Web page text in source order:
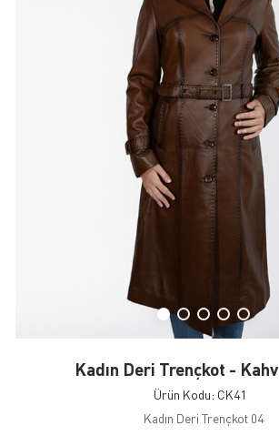
Kadın Deri Trençkot -
Ürün Kodu: CK41
Kadın Deri Trençkot 04